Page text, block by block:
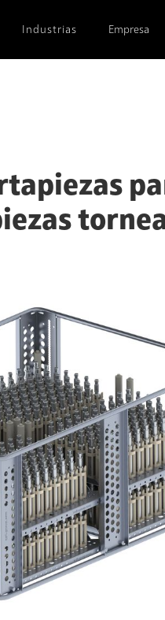
Industrias Empresa